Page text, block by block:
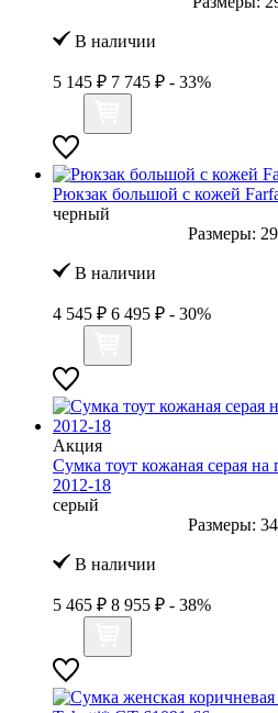
В наличии
5 145 ₽ 7 745 ₽ - 33%
Рюкзак большой с кожей
черный
Размеры: 29
В наличии
4 545 ₽ 6 495 ₽ - 30%
Акция
Сумка тоут кожаная серая
2012-18
серый
Размеры: 34
В наличии
5 465 ₽ 8 955 ₽ - 38%